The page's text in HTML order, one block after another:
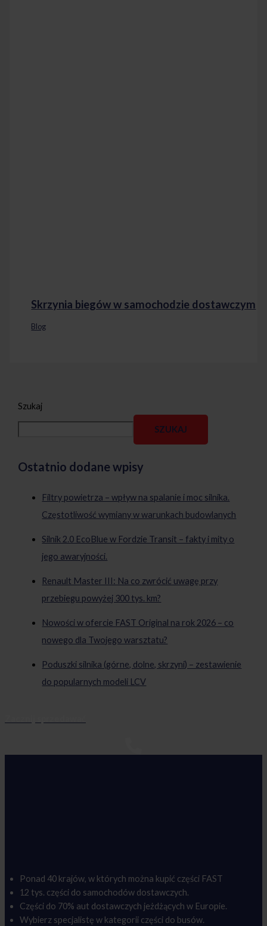
Skrzynia biegów w samochodzie dostawczym
Blog
Szukaj
SZUKAJ
Ostatnio dodane wpisy
Filtry powietrza – wpływ na spalanie i moc silnika.
Częstotliwość wymiany w warunkach budowlanych
Silnik 2.0 EcoBlue w Fordzie Transit – fakty i mity o
jego awaryjności.
Renault Master III: Na co zwrócić uwagę przy
przebiegu powyżej 300 tys. km?
Nowości w ofercie FAST Original na rok 2026 – co
nowego dla Twojego warsztatu?
Poduszki silnika (górne, dolne, skrzyni) – zestawienie
do popularnych modeli LCV
Ponad 40 krajów, w których można kupić części FAST
12 tys. części do samochodów dostawczych.
Części do 70% aut dostawczych jeżdżących w Europie.
Wybierz specjalistę w kategorii części do busów.